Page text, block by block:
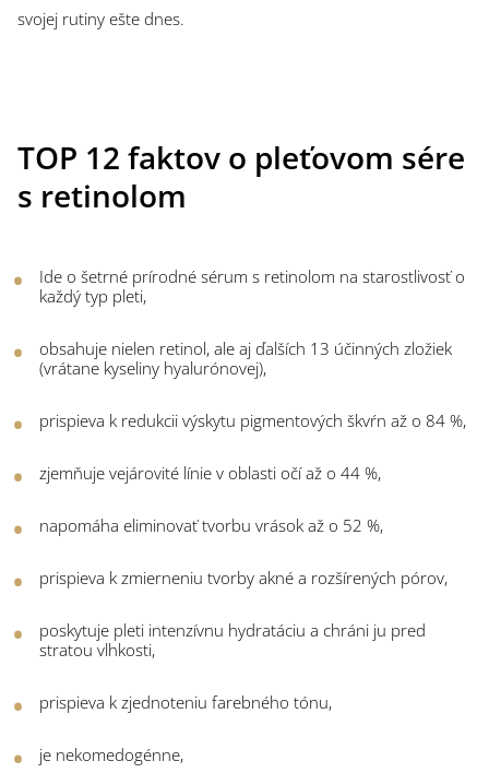
svojej rutiny ešte dnes.
TOP 12 faktov o pleťovom sére
s retinolom
Ide o šetrné prírodné sérum s retinolom na starostlivosť o
každý typ pleti,
obsahuje nielen retinol, ale aj ďalších 13 účinných zložiek
(vrátane kyseliny hyalurónovej),
prispieva k redukcii výskytu pigmentových škvŕn až o 84 %,
zjemňuje vejárovité línie v oblasti očí až o 44 %,
napomáha eliminovať tvorbu vrások až o 52 %,
prispieva k zmierneniu tvorby akné a rozšírených pórov,
poskytuje pleti intenzívnu hydratáciu a chráni ju pred
stratou vlhkosti,
prispieva k zjednoteniu farebného tónu,
je nekomedogénne,